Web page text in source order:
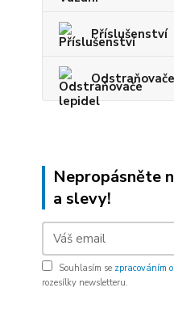
Příslušenství
Nepropásněte
a slevy!
Souhlasím se zpracováním
rozesílky newsletteru.